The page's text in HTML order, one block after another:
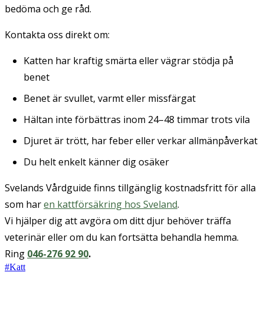
bedöma och ge råd.
Kontakta oss direkt om:
Katten har kraftig smärta eller vägrar stödja på
benet
Benet är svullet, varmt eller missfärgat
Hältan inte förbättras inom 24–48 timmar trots vila
Djuret är trött, har feber eller verkar allmänpåverkat
Du helt enkelt känner dig osäker
Svelands Vårdguide finns tillgänglig kostnadsfritt för alla
som haren kattförsäkring hos Sveland.
Vi hjälper dig att avgöra om ditt djur behöver träffa
veterinär eller om du kan fortsätta behandla hemma.
Ring 046-276 92 90.
#Katt